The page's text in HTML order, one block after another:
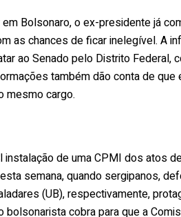
em Bolsonaro, o ex-presidente já
as chances de ficar inelegível. A
ao Senado pelo Distrito Federal,
também dão conta de
mesmo cargo.
de uma CPMI dos atos
semana, quando sergipanos,
(UB), respectivamente,
bolsonarista cobra para que a